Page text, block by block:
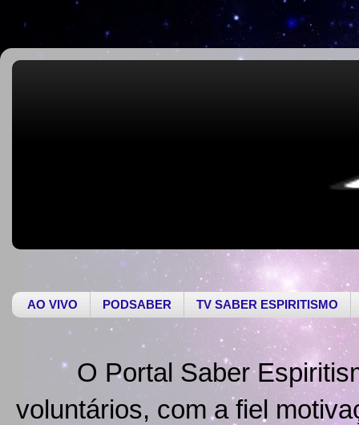
AO VIVO PODSABER TV SABER ESPIRITISMO
O Portal Saber
voluntários, com a fiel